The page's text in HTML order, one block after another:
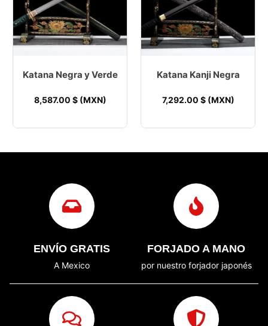
Katana Negra y Verde
8,587.00 $ (MXN)
Katana Kanji Negra
7,292.00 $ (MXN)
ENVÍO GRATIS
A Mexico
FORJADO A MANO
por nuestro forjador japonés